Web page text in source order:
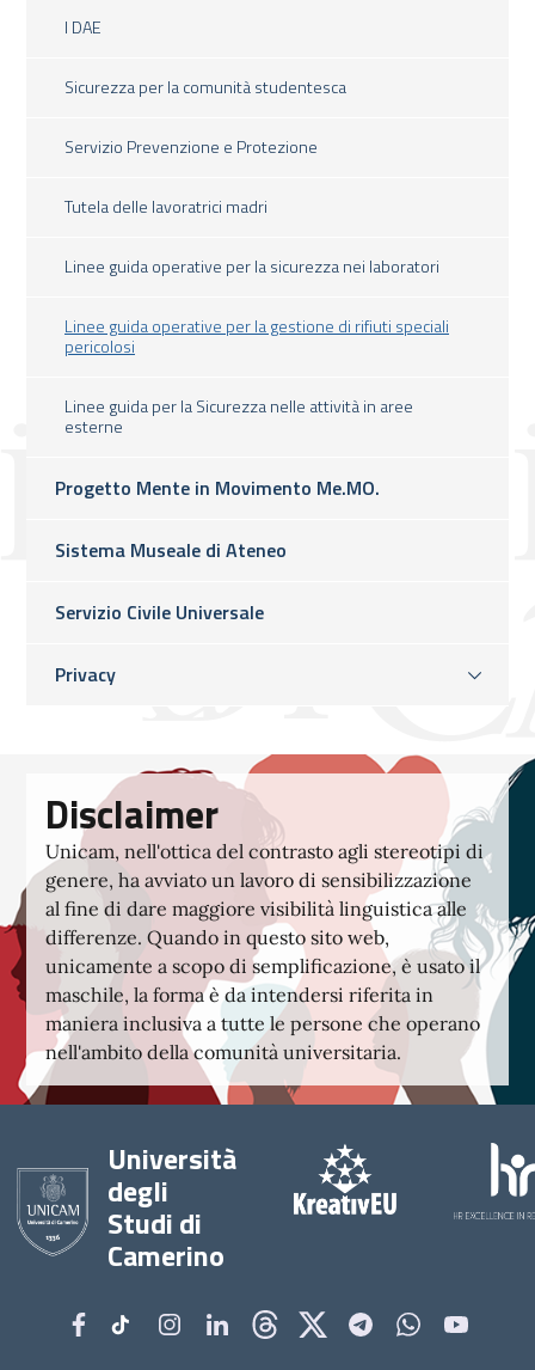
I DAE
Sicurezza per la comunità studentesca
Servizio Prevenzione e Protezione
Tutela delle lavoratrici madri
Linee guida operative per la sicurezza nei laboratori
Linee guida operative per la gestione di rifiuti speciali
pericolosi
Linee guida per la Sicurezza nelle attività in aree
esterne
Progetto Mente in Movimento Me.MO.
Sistema Museale di Ateneo
Servizio Civile Universale
Privacy
Disclaimer
Unicam, nell'ottica del contrasto agli stereotipi di
genere, ha avviato un lavoro di sensibilizzazione
al fine di dare maggiore visibilità linguistica alle
differenze. Quando in questo sito web,
unicamente a scopo di semplificazione, è usato il
maschile, la forma è da intendersi riferita in
maniera inclusiva a tutte le persone che operano
nell'ambito della comunità universitaria.
Università
degli
Studi di
Camerino